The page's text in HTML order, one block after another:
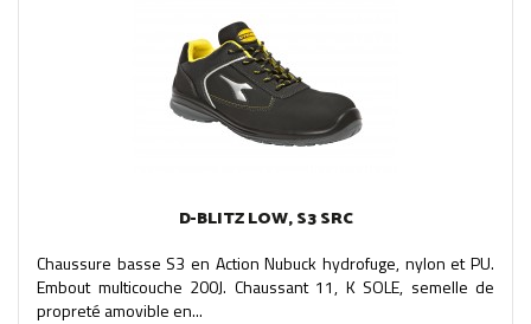
D-BLITZ LOW, S3 SRC
Chaussure basse S3 en Action Nubuck hydrofuge, nylon et PU.
Embout multicouche 200J. Chaussant 11, K SOLE, semelle de
propreté amovible en...